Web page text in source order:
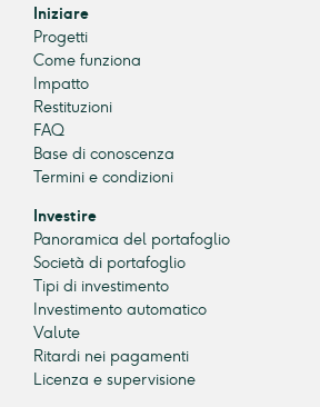
Iniziare
Progetti
Come funziona
Impatto
Restituzioni
FAQ
Base di conoscenza
Termini e condizioni
Investire
Panoramica del portafoglio
Società di portafoglio
Tipi di investimento
Investimento automatico
Valute
Ritardi nei pagamenti
Licenza e supervisione